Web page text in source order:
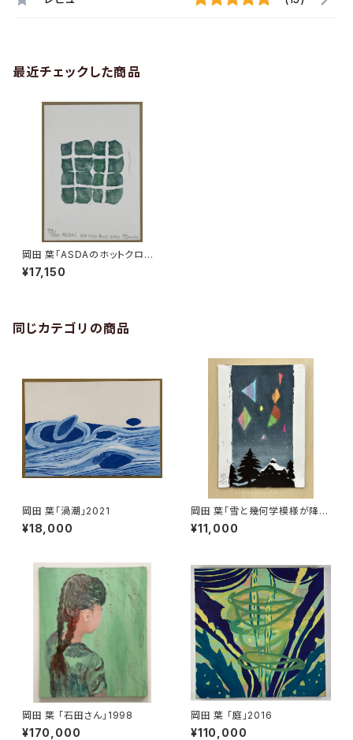
最近チェックした商品
岡田 葉「ASDAのホットクロス
バン」 79/100
¥17,150
同じカテゴリの商品
岡田 葉「渦潮」2021
¥18,000
岡田 葉「雪と幾何学模様が降る
夜 」87/137
¥11,000
岡田 葉 「石田さん」1998
¥170,000
岡田 葉 「庭」2016
¥110,000